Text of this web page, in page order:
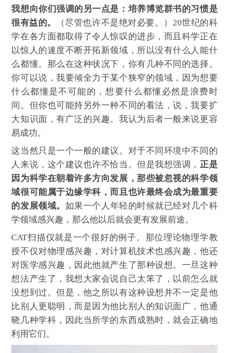
我想向你们强调的另一点是：培养博览群书的习惯是
很有益的。
（尽管也许不是绝对必要。）20世纪的科
学在各方面都取得了令人惊叹的进步，而且科学正在
以惊人的速度不断开拓新领域，所以没有什么人能什
么都懂。那么在这种状况下，你有几种不同的选择。
你可以说，我要倾全力于某个狭窄的领域，因为想要
什么都懂是不可能的，想要什么都懂必然是浪费时
间。但你也可能持另外一种不同的看法，说，我要扩
大知识面，有广泛的兴趣。我认为后者一般来说更容
易成功。
这当然只是一个一般的建议。对于不同环境中不同的
人来说，这个建议也许不恰当。但是我想强调， 正是
因为科学在朝着许多方向发展，那些被忽视的科学领
域很可能属于边缘学科，而且也许最终会成为最重要
的发展领域。 如果一个人年轻的时候就已经对几个科
学领域感兴趣，那么他以后就会更有发展前途。
CAT扫描仪就是一个很好的例子。那位理论物理学教
授不仅对物理感兴趣，对计算机技术也感兴趣，他还
对医学感兴趣，因此他就产生了那种设想。一旦这种
想法产生了，我想大家会说自己太笨了，以前怎么就
没想到过。但是，他之所以有这种设想并不一定是他
比别人更聪明，而是因为他比别人的知识面广，他通
晓几种学科，因此当所学的东西成熟时，就会正确地
利用它们。